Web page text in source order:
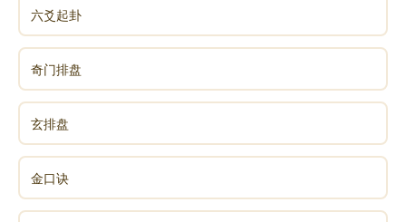
六爻起卦
奇门排盘
玄排盘
金口诀